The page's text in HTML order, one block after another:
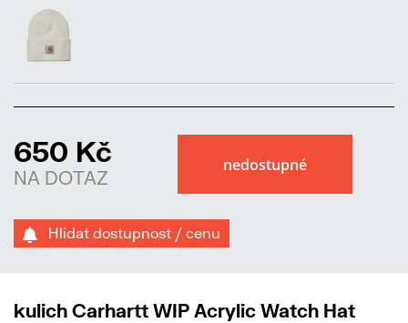
650 Kč
NA DOTAZ
Hlídat dostupnost / cenu
kulich Carhartt WIP Acrylic Watch Hat